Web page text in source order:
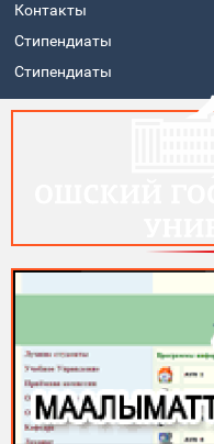
Контакты
Стипендиаты
Стипендиаты